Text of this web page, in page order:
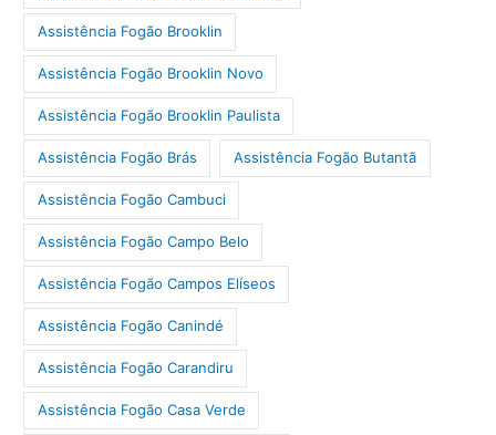
Assistência Fogão Brooklin
Assistência Fogão Brooklin Novo
Assistência Fogão Brooklin Paulista
Assistência Fogão Brás Assistência Fogão Butantã
Assistência Fogão Cambuci
Assistência Fogão Campo Belo
Assistência Fogão Campos Elíseos
Assistência Fogão Canindé
Assistência Fogão Carandiru
Assistência Fogão Casa Verde